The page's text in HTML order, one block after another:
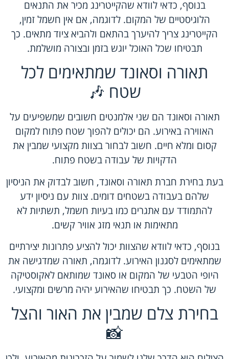
בנוסף, כדאי לוודא שהקייטרינג מכיר את התנאים
הלוגיסטיים של המקום. לדוגמה, אם אין חשמל זמין,
הקייטרינג צריך להיערך בהתאם ולהביא ציוד מתאים. כך
תבטיחו שכל האוכל יוגש בזמן ובצורה מושלמת.
תאורה וסאונד שמתאימים לכל
שטח 🎶
תאורה וסאונד הם שני אלמנטים חשובים שמשפיעים על
האווירה באירוע. הם יכולים להפוך שטח פתוח למקום
קסום ומלא חיים. חשוב לבחור בצוות מקצועי שמבין את
הדקויות של עבודה בשטח פתוח.
בעת בחירת חברת תאורה וסאונד, חשוב לבדוק את הניסיון
שלהם בעבודה בשטחים דומים. צוות עם ניסיון ידע
להתמודד עם אתגרים כמו בעיות חשמל, תשתיות לא
מתאימות או תנאי מזג אוויר קשים.
בנוסף, כדאי לוודא שהצוות יכול להציע פתרונות יצירתיים
שמתאימים לסגנון האירוע. לדוגמה, תאורה שמדגישה את
היופי הטבעי של המקום או סאונד שמותאם לאקוסטיקה
של השטח. כך תבטיחו שהאירוע יהיה מרשים ומקצועי.
בחירת צלם שמבין את האור והצל
📸